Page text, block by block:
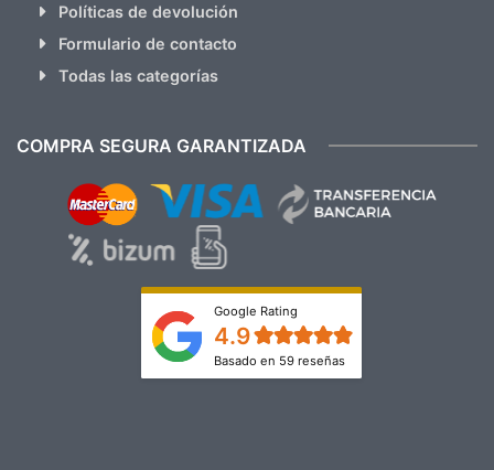
Políticas de devolución
Formulario de contacto
Todas las categorías
COMPRA SEGURA GARANTIZADA
Google Rating
4.9
Basado en 59 reseñas